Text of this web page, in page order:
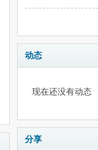
动态
现在还没有动态
分享